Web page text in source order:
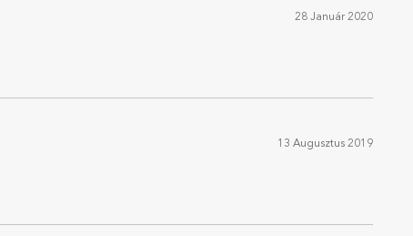
28 Január 2020
13 Augusztus 2019